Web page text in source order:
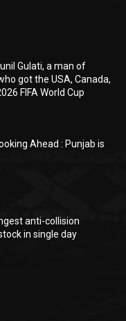
Gulati, a man of
got the USA, Canada,
FIFA World Cup
Ahead : Punjab is
anti-collision
in single day